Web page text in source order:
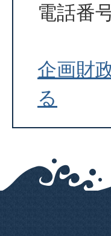
電話番
企画財
る